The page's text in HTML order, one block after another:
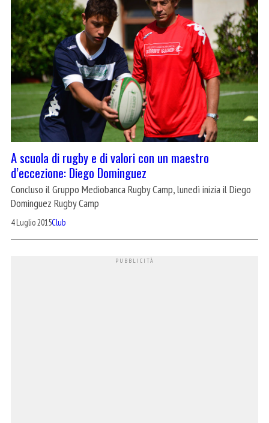
A scuola di rugby e di valori con un maestro
d’eccezione: Diego Dominguez
Concluso il Gruppo Mediobanca Rugby Camp, lunedì inizia il Diego
Dominguez Rugby Camp
4 Luglio 2015Club